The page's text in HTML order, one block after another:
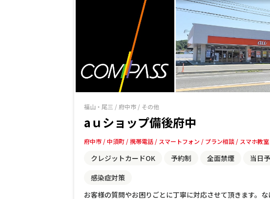
福山・尾三 / 府中市 / その他
aｕショップ備後府中
府中市 中須町 携帯電話 スマートフォン プラン相談 スマホ教室
クレジットカードOK 予約制 全面禁煙
当日
感染症対策
お客様の質問やお困りごとに丁寧に対応させて頂きます。な